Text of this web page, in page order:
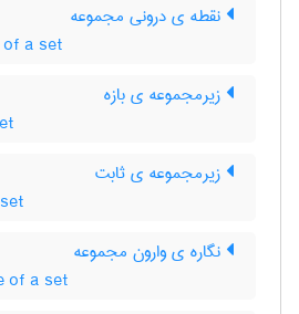
نقطه ی درونی مجموعه
a set
زیرمجموعه ی بازه
زیرمجموعه ی ثابت
نگاره ی وارون مجموعه
of a set